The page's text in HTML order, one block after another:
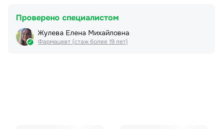
Проверено специалистом
Жулева Елена Михайловна
Фармацевт (стаж более 19 лет)